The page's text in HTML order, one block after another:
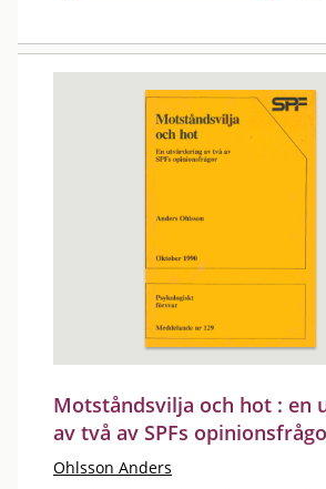
Motståndsvilja och hot : en
av två av SPFs
Ohlsson Anders